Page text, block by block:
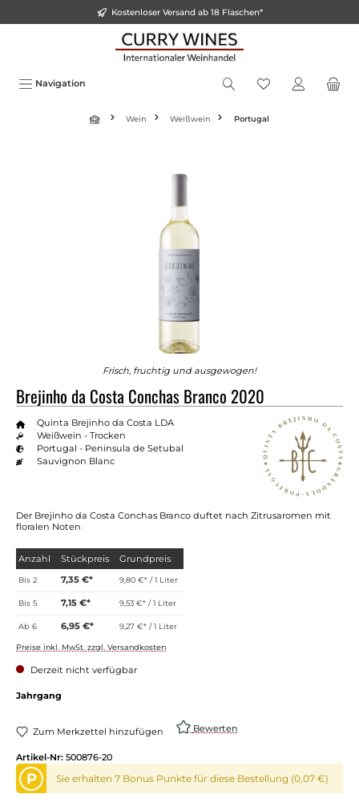
Kostenloser Versand ab 18 Flaschen*
Navigation
Wein Weißwein Portugal
Frisch, fruchtig und ausgewogen!
Brejinho da Costa Conchas Branco 2020
Quinta Brejinho da Costa LDA
Weißwein - Trocken
Portugal - Peninsula de Setubal
Sauvignon Blanc
Der Brejinho da Costa Conchas Branco duftet nach Zitrusaromen mit
floralen Noten
Anzahl Stückpreis Grundpreis
Bis2 7,35 €* 9,80 €* / 1 Liter
Bis5 7,15 €* 9,53 €* / 1 Liter
Ab6 6,95 €* 9,27 €* / 1 Liter
Preise inkl. MwSt. zzgl. Versandkosten
Derzeit nicht verfügbar
Jahrgang
Zum Merkzettel hinzufügen Bewerten
Artikel-Nr: 500876-20
P Sie erhalten 7 Bonus Punkte für diese Bestellung (0,07 €)